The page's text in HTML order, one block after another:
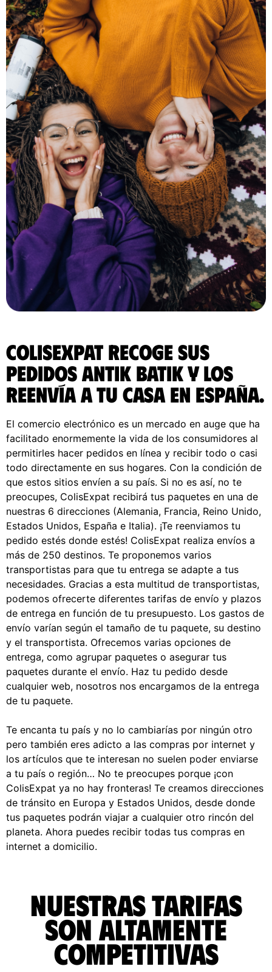
ColisExpat recoge sus
pedidos Antik Batik y los
reenvía a tu casa en España.
El comercio electrónico es un mercado en auge que ha
facilitado enormemente la vida de los consumidores al
permitirles hacer pedidos en línea y recibir todo o casi
todo directamente en sus hogares. Con la condición de
que estos sitios envíen a su país. Si no es así, no te
preocupes, ColisExpat recibirá tus paquetes en una de
nuestras 6 direcciones (Alemania, Francia, Reino Unido,
Estados Unidos, España e Italia). ¡Te reenviamos tu
pedido estés donde estés! ColisExpat realiza envíos a
más de 250 destinos. Te proponemos varios
transportistas para que tu entrega se adapte a tus
necesidades. Gracias a esta multitud de transportistas,
podemos ofrecerte diferentes tarifas de envío y plazos
de entrega en función de tu presupuesto. Los gastos de
envío varían según el tamaño de tu paquete, su destino
y el transportista. Ofrecemos varias opciones de
entrega, como agrupar paquetes o asegurar tus
paquetes durante el envío. Haz tu pedido desde
cualquier web, nosotros nos encargamos de la entrega
de tu paquete.
Te encanta tu país y no lo cambiarías por ningún otro
pero también eres adicto a las compras por internet y
los artículos que te interesan no suelen poder enviarse
a tu país o región… No te preocupes porque ¡con
ColisExpat ya no hay fronteras! Te creamos direcciones
de tránsito en Europa y Estados Unidos, desde donde
tus paquetes podrán viajar a cualquier otro rincón del
planeta. Ahora puedes recibir todas tus compras en
internet a domicilio.
Nuestras tarifas
son altamente
competitivas